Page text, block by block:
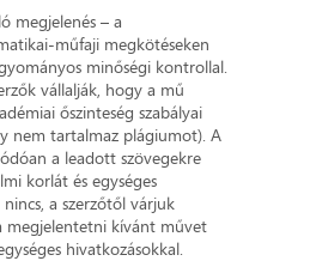
megjelenés – a
műfaji megkötéseken
minőségi kontrollal.
vállalják, hogy a mű
őszinteség szabályai
nem tartalmaz plágiumot). A
a leadott szövegekre
korlát és egységes
a szerzőtől várjuk
megjelentetni kívánt művet
hivatkozásokkal.